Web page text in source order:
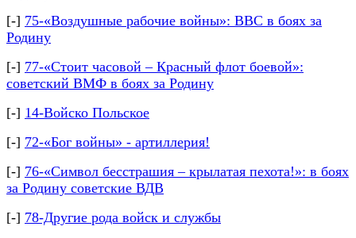
[-] 75-«Воздушные рабочие войны»: ВВС в боях за
Родину
[-] 77-«Стоит часовой – Красный флот боевой»:
советский ВМФ в боях за Родину
[-] 14-Войско Польское
[-] 72-«Бог войны» - артиллерия!
[-] 76-«Символ бесстрашия – крылатая пехота!»: в боях
за Родину советские ВДВ
[-] 78-Другие рода войск и службы